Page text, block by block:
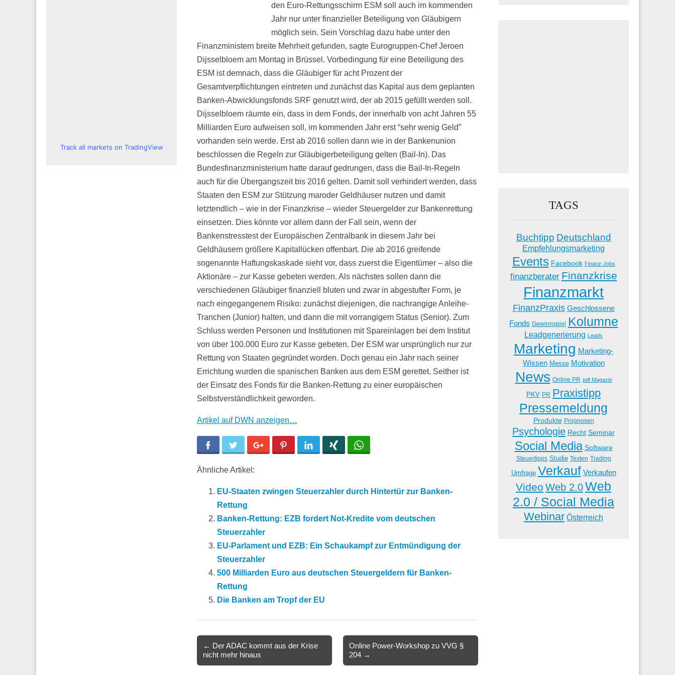
den Euro-Rettungsschirm ESM soll auch im kommenden
Jahr nur unter finanzieller Beteiligung von Gläubigern
möglich sein. Sein Vorschlag dazu habe unter den
Finanzministern breite Mehrheit gefunden, sagte Eurogruppen-Chef Jeroen
Dijsselbloem am Montag in Brüssel. Vorbedingung für eine Beteiligung des
ESM ist demnach, dass die Gläubiger für acht Prozent der
Gesamtverpflichtungen eintreten und zunächst das Kapital aus dem geplanten
Banken-Abwicklungsfonds SRF genutzt wird, der ab 2015 gefüllt werden soll.
Dijsselbloem räumte ein, dass in dem Fonds, der innerhalb von acht Jahren 55
Milliarden Euro aufweisen soll, im kommenden Jahr erst “sehr wenig Geld”
vorhanden sein werde. Erst ab 2016 sollen dann wie in der Bankenunion
beschlossen die Regeln zur Gläubigerbeteiligung gelten (Bail-In). Das
Bundesfinanzministerium hatte darauf gedrungen, dass die Bail-In-Regeln
auch für die Übergangszeit bis 2016 gelten. Damit soll verhindert werden, dass
Staaten den ESM zur Stützung maroder Geldhäuser nutzen und damit
letztendlich – wie in der Finanzkrise – wieder Steuergelder zur Bankenrettung
einsetzen. Dies könnte vor allem dann der Fall sein, wenn der
Bankenstresstest der Europäischen Zentralbank in diesem Jahr bei
Geldhäusern größere Kapitallücken offenbart. Die ab 2016 greifende
sogenannte Haftungskaskade sieht vor, dass zuerst die Eigentümer – also die
Aktionäre – zur Kasse gebeten werden. Als nächstes sollen dann die
verschiedenen Gläubiger finanziell bluten und zwar in abgestufter Form, je
nach eingegangenem Risiko: zunächst diejenigen, die nachrangige Anleihe-
Tranchen (Junior) halten, und dann die mit vorrangigem Status (Senior). Zum
Schluss werden Personen und Institutionen mit Spareinlagen bei dem Institut
von über 100.000 Euro zur Kasse gebeten. Der ESM war ursprünglich nur zur
Rettung von Staaten gegründet worden. Doch genau ein Jahr nach seiner
Errichtung wurden die spanischen Banken aus dem ESM gerettet. Seither ist
der Einsatz des Fonds für die Banken-Rettung zu einer europäischen
Selbstverständlichkeit geworden.
Artikel auf DWN anzeigen…
Facebook Twitter Google+ Pinterest LinkedIn
Ähnliche Artikel:
EU-Staaten zwingen Steuerzahler durch Hintertür zur Banken-
Rettung
Banken-Rettung: EZB fordert Not-Kredite vom deutschen
Steuerzahler
EU-Parlament und EZB: Ein Schaukampf zur Entmündigung der
Steuerzahler
500 Milliarden Euro aus deutschen Steuergeldern für Banken-
Rettung
Die Banken am Tropf der EU
navigation
← Der ADAC kommt aus der Krise
nicht mehr hinaus
Online Power-Workshop zu VVG §
204 →
Track all markets on TradingView
TAGS
Buchtipp Deutschland
Empfehlungsmarketing
Events Facebook Finanz-Jobs
finanzberater Finanzkrise
Finanzmarkt
FinanzPraxis Geschlossene
Fonds Gewinnspiel Kolumne
Leadgenerierung Leads
Marketing Marketing-
Wissen Messe Motivation
News Online PR pdf Magazin
PKV PR Praxistipp
Pressemeldung
Produkte Prognosen
Psychologie Recht Seminar
Social Media Software
Steuertipps Studie Texten Trading
Umfrage Verkauf Verkaufen
Video Web 2.0Web
2.0 / Social Media
Webinar Österreich